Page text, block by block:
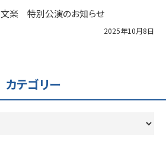
文楽 特別公演のお知らせ
2025年10月8日
カテゴリー